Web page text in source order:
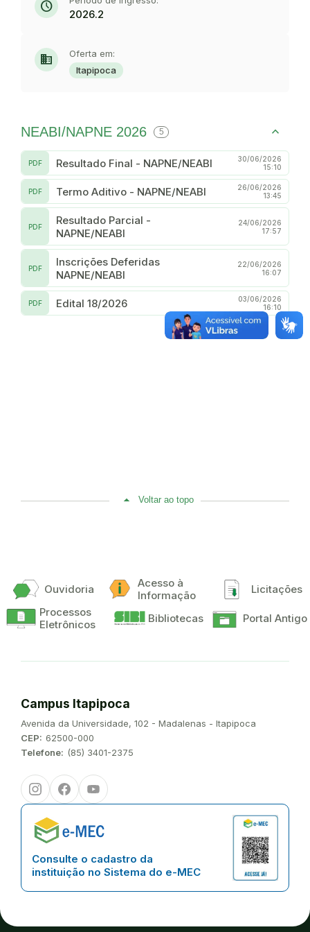
schedule 2026.2
domain
Oferta em:
Itapipoca
NEABI/NAPNE 2026 5
Resultado Final - NAPNE/NEABI
PDF
30/06/2026
15:10
Termo Aditivo - NAPNE/NEABI
PDF
26/06/2026
13:45
Resultado Parcial -
NAPNE/NEABI
PDF
24/06/2026
17:57
Inscrições Deferidas
NAPNE/NEABI
PDF
22/06/2026
16:07
Edital 18/2026
PDF
03/06/2026
16:10
Voltar ao topo
Ouvidoria
Acesso à
Informação
Licitações
Processos
Eletrônicos
Bibliotecas Portal Antigo
Campus Itapipoca
Endereço:
Avenida da Universidade, 102 - Madalenas - Itapipoca
CEP: 62500-000
Telefone: (85) 3401-2375
InstagramFacebookYoutube
Consulte o cadastro da
instituição no Sistema do e-MEC